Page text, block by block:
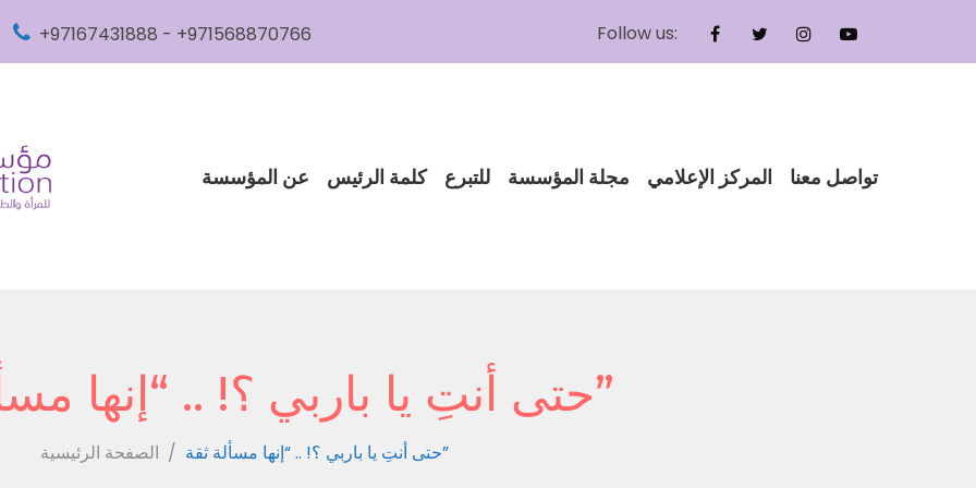
+97167431888 - +971568870766
Follow us:
FACEBOOK
TWITTERINSTAGRAM
YOUTUBE
عن المؤسسة كلمة الرئيس للتبرع مجلة المؤسسة المركز الإعلامي تواصل معنا
حتى أنتِ يا باربي ؟! .. “إنها مسألة ثقة”
الصفحة الرئيسية / حتى أنتِ يا باربي ؟! .. “إنها مسألة ثقة”